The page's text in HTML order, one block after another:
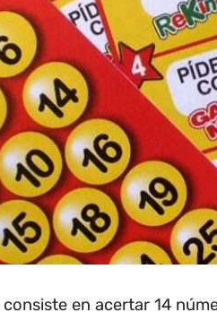
en acertar 14